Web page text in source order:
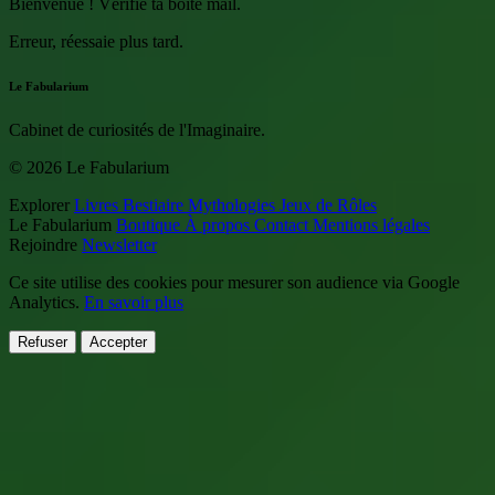
Erreur, réessaie plus tard.
Le Fabularium
Cabinet de curiosités de l'Imaginaire.
© 2026 Le Fabularium
Explorer Livres Bestiaire Mythologies Jeux de Rôles
Le Fabularium Boutique À propos Contact Mentions légales
Rejoindre Newsletter
Ce site utilise des cookies pour mesurer son audience via Google
Analytics. En savoir plus
Refuser Accepter